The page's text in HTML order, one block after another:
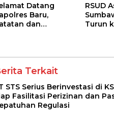
Datang
Baru,
dan
RSUD
Turun
Terkait
STS Serius Berinvestasi di
Fasilitasi Perizinan dan
Regulasi